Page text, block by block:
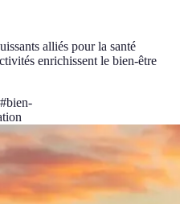
alliés pour la santé
enrichissent le bien-être
#bien-